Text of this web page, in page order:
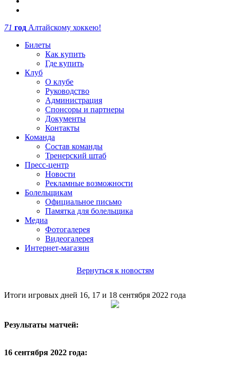
71 год Алтайскому хоккею!
Билеты
Как купить
Где купить
Клуб
О клубе
Руководство
Администрация
Спонсоры и партнеры
Документы
Контакты
Команда
Состав команды
Тренерский штаб
Пресс-центр
Новости
Рекламные возможности
Болельщикам
Официальное письмо
Памятка для болельщика
Медиа
Фотогалерея
Видеогалерея
Интернет-магазин
Вернуться к новостям
Итоги игровых дней 16, 17 и 18 сентября 2022 года
Результаты матчей:
16 сентября 2022 года: